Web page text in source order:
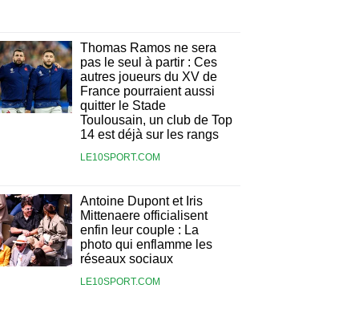
Thomas Ramos ne sera
pas le seul à partir : Ces
autres joueurs du XV de
France pourraient aussi
quitter le Stade
Toulousain, un club de Top
14 est déjà sur les rangs
LE10SPORT.COM
Antoine Dupont et Iris
Mittenaere officialisent
enfin leur couple : La
photo qui enflamme les
réseaux sociaux
LE10SPORT.COM